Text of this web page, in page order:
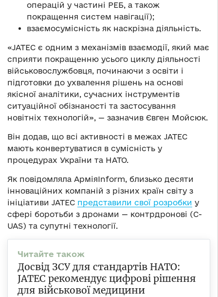
операцій у частині РЕБ, а також
покращення систем навігації);
взаємосумісність як наскрізна діяльність.
«JATEC є одним з механізмів взаємодії, який має
сприяти покращенню усього циклу діяльності
військовослужбовця, починаючи з освіти і
підготовки до ухвалення рішень на основі
якісної аналітики, сучасних інструментів
ситуаційної обізнаності та застосування
новітніх технологій», — зазначив Євген Мойсюк.
Він додав, що всі активності в межах JATEC
мають конвертуватися в сумісність у
процедурах України та НАТО.
Як повідомляла АрміяInform, близько десяти
інноваційних компаній з різних країн світу з
ініціативи JATEC представили свої розробки у
сфері боротьби з дронами — контрдронові (C-
UAS) та супутні технології.
Досвід ЗСУ для стандартів НАТО:
JATEC рекомендує цифрові рішення
для військової медицини